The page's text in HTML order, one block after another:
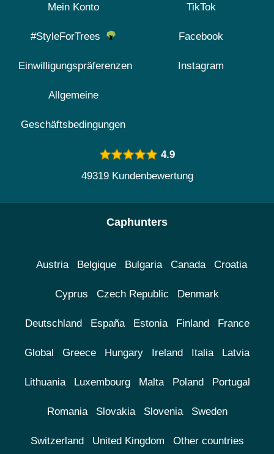
Mein Konto
#StyleForTrees
Einwilligungspräferenzen
Allgemeine
Geschäftsbedingungen
TikTok
Facebook
Instagram
4.9
49319 Kundenbewertung
Caphunters
Austria Belgique Bulgaria Canada Croatia
Cyprus Czech Republic Denmark
Deutschland España Estonia Finland France
Global Greece Hungary Ireland Italia Latvia
Lithuania Luxembourg Malta Poland Portugal
Romania Slovakia Slovenia Sweden
Switzerland United Kingdom Other countries